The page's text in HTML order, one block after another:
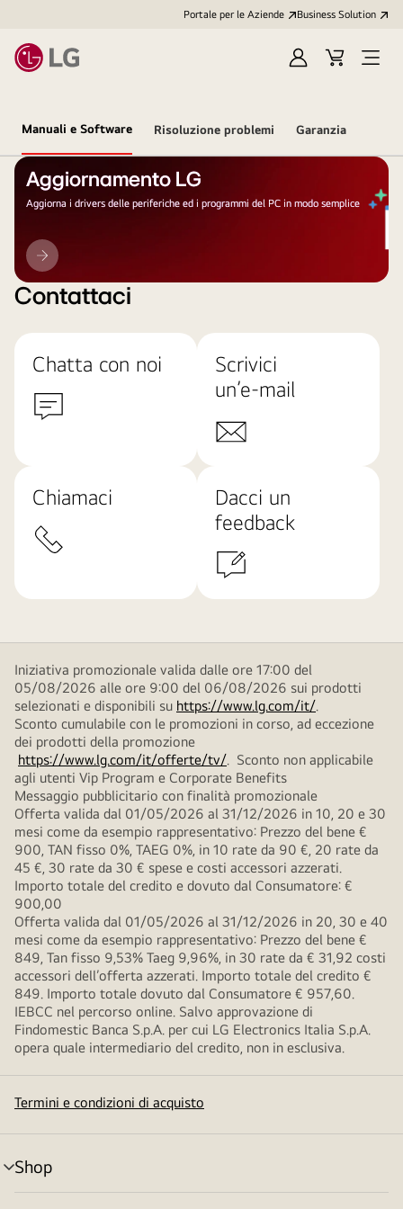
Portale per le Aziende Business Solution
AccediCart
Open
Manuali e Software Risoluzione problemi Garanzia
Aggiornamento LG
Aggiorna i drivers delle periferiche ed i programmi del PC in modo semplice
Aggiornamento
LG
Contattaci
Chatta con noi
Scrivici
un’e-mail
Chiamaci
Dacci un
feedback
Iniziativa promozionale valida dalle ore 17:00 del
05/08/2026 alle ore 9:00 del 06/08/2026 sui prodotti
selezionati e disponibili su https://www.lg.com/it/.
Sconto cumulabile con le promozioni in corso, ad eccezione
dei prodotti della promozione
https://www.lg.com/it/offerte/tv/. Sconto non applicabile
agli utenti Vip Program e Corporate Benefits
Messaggio pubblicitario con finalità promozionale
Offerta valida dal 01/05/2026 al 31/12/2026 in 10, 20 e 30
mesi come da esempio rappresentativo: Prezzo del bene €
900, TAN fisso 0%, TAEG 0%, in 10 rate da 90 €, 20 rate da
45 €, 30 rate da 30 € spese e costi accessori azzerati.
Importo totale del credito e dovuto dal Consumatore: €
900,00
Offerta valida dal 01/05/2026 al 31/12/2026 in 20, 30 e 40
mesi come da esempio rappresentativo: Prezzo del bene €
849, Tan fisso 9,53% Taeg 9,96%, in 30 rate da € 31,92 costi
accessori dell’offerta azzerati. Importo totale del credito €
849. Importo totale dovuto dal Consumatore € 957,60.
IEBCC nel percorso online. Salvo approvazione di
Findomestic Banca S.p.A. per cui LG Electronics Italia S.p.A.
opera quale intermediario del credito, non in esclusiva.
Termini e condizioni di acquisto
Shop
Attivazione
menu